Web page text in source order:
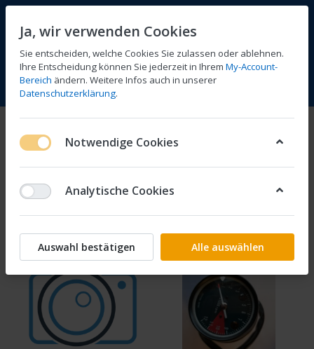
Menü Anmelden Vergleichen Wunschliste
Instumente
Filtern Sortieren
Ja, wir verwenden Cookies
Sie entscheiden, welche Cookies Sie zulassen oder ablehnen.
Ihre Entscheidung können Sie jederzeit in Ihrem My-Account-
Bereich ändern. Weitere Infos auch in unserer
Datenschutzerklärung.
Notwendige Cookies
Analytische Cookies
Auswahl bestätigen Alle auswählen